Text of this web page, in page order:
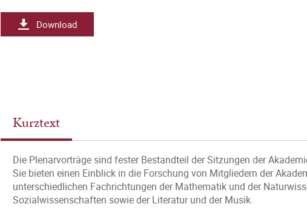
Download
Kurztext
Die Plenarvorträge sind fester Bestandteil der Sitzungen der
Sie bieten einen Einblick in die Forschung von Mitgliedern der
unterschiedlichen Fachrichtungen der Mathematik und der
Sozialwissenschaften sowie der Literatur und der Musik.